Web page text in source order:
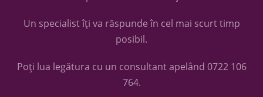
Un specialist îți va răspunde în cel mai scurt timp
posibil.
Poți lua legătura cu un consultant apelând 0722 106
764.